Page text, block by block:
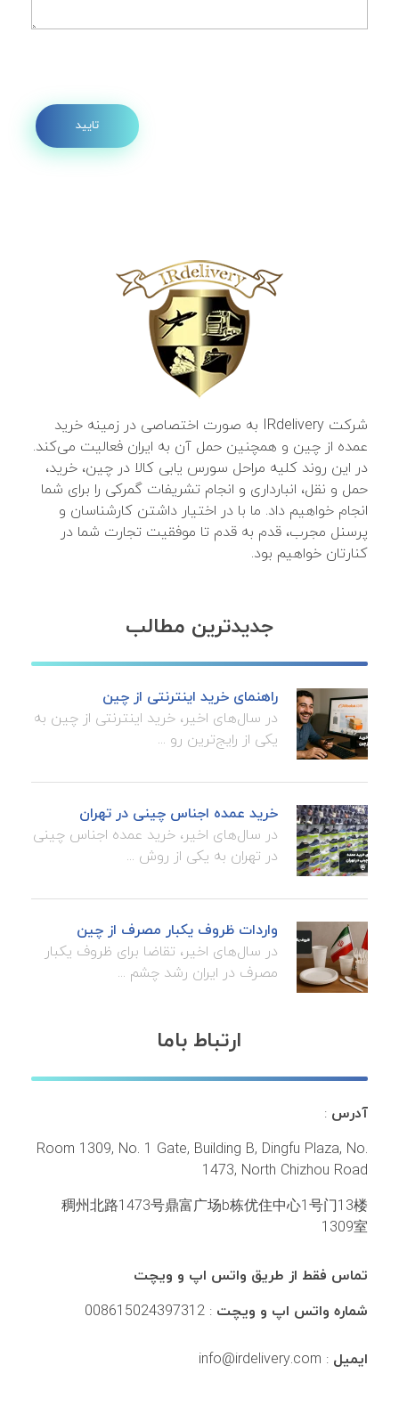
شرکت IRdelivery به صورت اختصاصی در زمینه خرید
عمده از چین و همچنین حمل آن به ایران فعالیت می‌کند.
در این روند کلیه مراحل سورس یابی کالا در چین، خرید،
حمل و نقل، انبارداری و انجام تشریفات گمرکی را برای شما
انجام خواهیم داد. ما با در اختیار داشتن کارشناسان و
پرسنل مجرب، قدم به قدم تا موفقیت تجارت شما در
کنارتان خواهیم بود.
جدیدترین مطالب
راهنمای خرید اینترنتی از چین
در سال‌های اخیر، خرید اینترنتی از چین به
یکی از رایج‌ترین رو ...
خرید عمده اجناس چینی در تهران
در سال‌های اخیر، خرید عمده اجناس چینی
در تهران به یکی از روش ...
واردات ظروف یکبار مصرف از چین
در سال‌های اخیر، تقاضا برای ظروف یکبار
مصرف در ایران رشد چشم ...
ارتباط باما
آدرس :
Room 1309, No. 1 Gate, Building B, Dingfu Plaza, No.
1473, North Chizhou Road
稠州北路1473号鼎富广场b栋优住中心1号门13楼
1309室
تماس فقط از طریق واتس اپ و ویچت
شماره واتس اپ و ویچت : 008615024397312
ایمیل : info@irdelivery.com